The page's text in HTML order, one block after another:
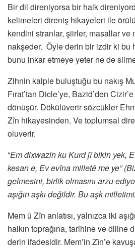
Bir dil direniyorsa bir halk
kelimeleri direniş hikayeleri ile
kendini stranlar, şiirler, masallar
nakşeder. Öyle derin bir izdir ki bu
bunu inkar etmeye yeter ne de
Zihnin kalple buluştuğu bu nakış
Fırat’tan Dicle’ye, Bazid’den
dönüşür. Dökülüverir sözcükler
Zîn hikayesinden. Ve toplumsal
oluverir.
“Em dixwazin ku Kurd jî bikin yek,
kesan e, Ev evîna milletê me ye”
gelmesini, birlik olmasını arzu
aşığın aşkı değildir. Bu aşk
Mem û Zîn anlatısı, yalnızca iki
halkın toprağına, tarihine ve diline
derin ifadesidir. Mem’in Zîn’e